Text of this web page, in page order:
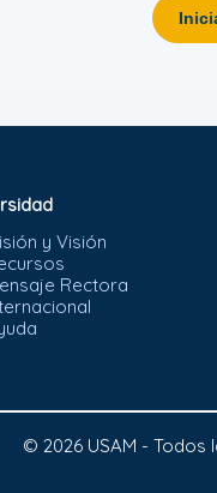
y Visión
Rectora
© 2026 USAM -